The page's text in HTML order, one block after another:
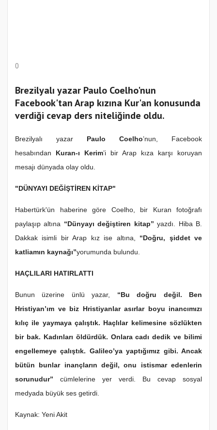
0
Brezilyalı yazar Paulo Coelho'nun
Facebook'tan Arap kızına Kur'an konusunda
verdiği cevap ders niteliğinde oldu.
Brezilyalı yazar Paulo Coelho’nun, Facebook
hesabından Kuran-ı Kerim’i bir Arap kıza karşı koruyan
mesajı dünyada olay oldu.
"DÜNYAYI DEĞİŞTİREN KİTAP"
Habertürk'ün haberine göre Coelho, bir Kuran fotoğrafı
paylaşıp altına “Dünyayı değiştiren kitap” yazdı. Hiba B.
Dakkak isimli bir Arap kız ise altına,
“Doğru, şiddet ve
katliamın kaynağı”yorumunda bulundu.
HAÇLILARI HATIRLATTI
Bunun üzerine ünlü yazar, “Bu doğru değil. Ben
Hristiyan’ım ve biz Hristiyanlar asırlar boyu inancımızı
kılıç ile yaymaya çalıştık. Haçlılar kelimesine sözlükten
bir bak. Kadınları öldürdük. Onlara cadı dedik ve bilimi
engellemeye çalıştık. Galileo’ya yaptığımız gibi. Ancak
bütün bunlar inançların değil, onu istismar edenlerin
sorunudur” cümlelerine yer verdi. Bu cevap sosyal
medyada büyük ses getirdi.
Kaynak: Yeni Akit